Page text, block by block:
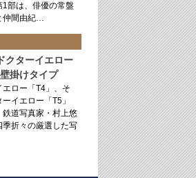
1部は、俳優の常盤
仲間由紀…
ターイエロー
掛けタイプ
エロー「T4」、そ
イエロー「T5」
鉄道写真家・村上悠
季折々の厳選した写